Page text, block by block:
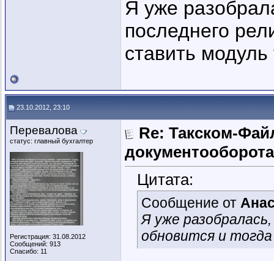
Я уже
последнего
ставить
23.10.2012, 23:10
Перевалова
статус: главный бухгалтер
Регистрация: 31.08.2012
Сообщений: 913
Спасибо: 11
Re: Такском-
документооборота
Цитата:
Сообщение от
Я уже
обновится и